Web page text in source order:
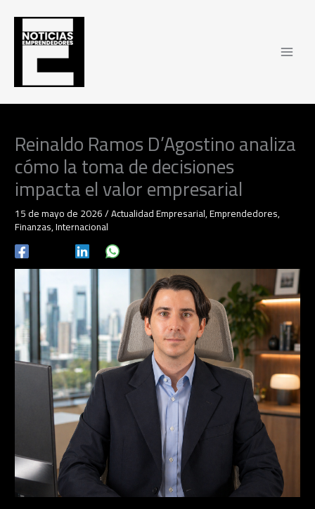
contenido
Reinaldo Ramos D’Agostino analiza
cómo la toma de decisiones
impacta el valor empresarial
15 de mayo de 2026/Actualidad Empresarial,Emprendedores,
Finanzas,Internacional